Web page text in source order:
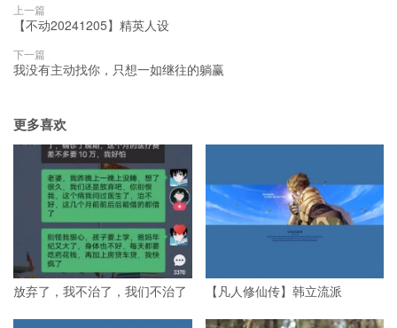
上一篇
【不动20241205】精英人设
下一篇
我没有主动找你，只想一如继往的躺赢
更多喜欢
放弃了，我不治了，我们不治了 【凡人修仙传】韩立流派